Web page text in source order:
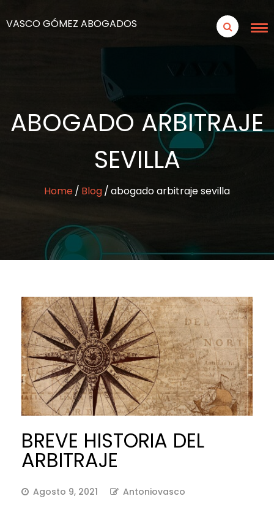
VASCO GÓMEZ ABOGADOS
ABOGADO ARBITRAJE
SEVILLA
Home Blog abogado arbitraje sevilla
BREVE HISTORIA DEL
ARBITRAJE
Agosto 9, 2021 Antoniovasco